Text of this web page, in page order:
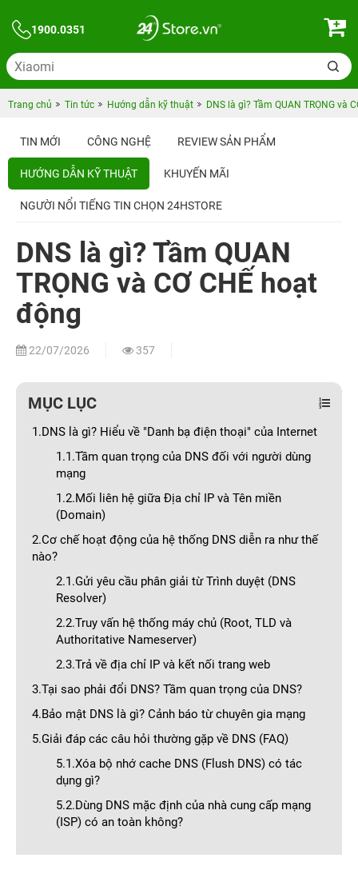
1900.0351
Trang chủ Tin tức Hướng dẫn kỹ thuật DNS là gì? Tầm QUAN TRỌNG và
TIN MỚI CÔNG NGHỆ REVIEW SẢN PHẨM
HƯỚNG DẪN KỸ THUẬT KHUYẾN MÃI
NGƯỜI NỔI TIẾNG TIN CHỌN 24HSTORE
DNS là gì? Tầm QUAN
TRỌNG và CƠ CHẾ hoạt
động
22/07/2026 357
MỤC LỤC
1.DNS là gì? Hiểu về "Danh bạ điện thoại" của Internet
1.1.Tầm quan trọng của DNS đối với người dùng
mạng
1.2.Mối liên hệ giữa Địa chỉ IP và Tên miền
(Domain)
2.Cơ chế hoạt động của hệ thống DNS diễn ra như thế
nào?
2.1.Gửi yêu cầu phân giải từ Trình duyệt (DNS
Resolver)
2.2.Truy vấn hệ thống máy chủ (Root, TLD và
Authoritative Nameserver)
2.3.Trả về địa chỉ IP và kết nối trang web
3.Tại sao phải đổi DNS? Tầm quan trọng của DNS?
4.Bảo mật DNS là gì? Cảnh báo từ chuyên gia mạng
5.Giải đáp các câu hỏi thường gặp về DNS (FAQ)
5.1.Xóa bộ nhớ cache DNS (Flush DNS) có tác
dụng gì?
5.2.Dùng DNS mặc định của nhà cung cấp mạng
(ISP) có an toàn không?